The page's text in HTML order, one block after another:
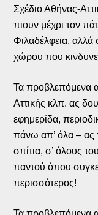
Σχέδιο Αθήνας-
πιουν μέχρι τον
Φιλαδέλφεια, αλλά
χώρου που
Τα προβλεπόμενα
Αττικής κλπ. ας
εφημερίδα,
πάνω απ’ όλα – ας
σπίτια, σ’ όλους
παντού όπου
περισσότερος!